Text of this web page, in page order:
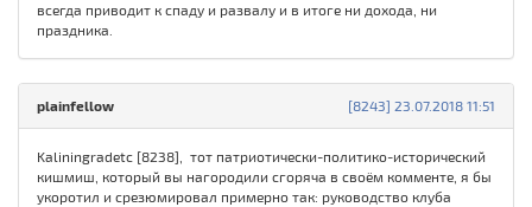
всегда приводит к спаду и развалу и в итоге ни дохода, ни
праздника.
[8243] 23.07.2018 11:51
plainfellow
Kaliningradetc [8238], тот патриотически-политико-исторический
кишмиш, который вы нагородили сгоряча в своём комменте, я бы
укоротил и срезюмировал примерно так: руководство клуба